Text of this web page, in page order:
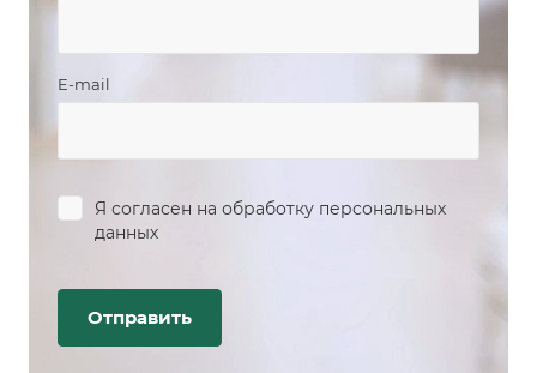
E-mail
Я согласен на обработку персональных
данных